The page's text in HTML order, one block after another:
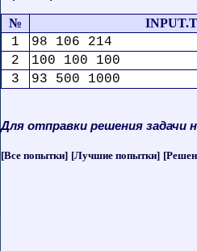
№
1
98 106 214
2
100 100 100
3
93 500 1000
Для отправки решения задачи
[Все попытки] [Лучшие попытки]